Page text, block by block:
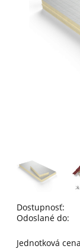
Dostupnosť:
Odoslané do:
Jednotková